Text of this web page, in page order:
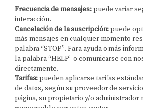
Frecuencia de mensajes: puede variar
interacción.
Cancelación de la suscripción: puede
más mensajes en cualquier momento
palabra “STOP”. Para ayuda o más
la palabra “HELP” o comunicarse con
directamente.
Tarifas: pueden aplicarse tarifas
de datos, según su proveedor de
página, su propietario y/o administrador